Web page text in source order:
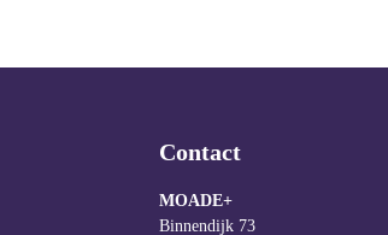
Contact
MOADE+
Binnendijk 73